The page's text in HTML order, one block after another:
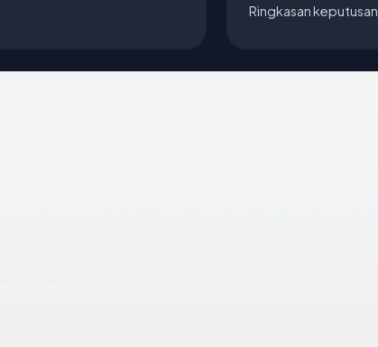
Ringkasan keputusan